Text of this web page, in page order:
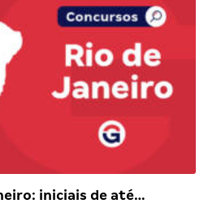
iniciais de até…